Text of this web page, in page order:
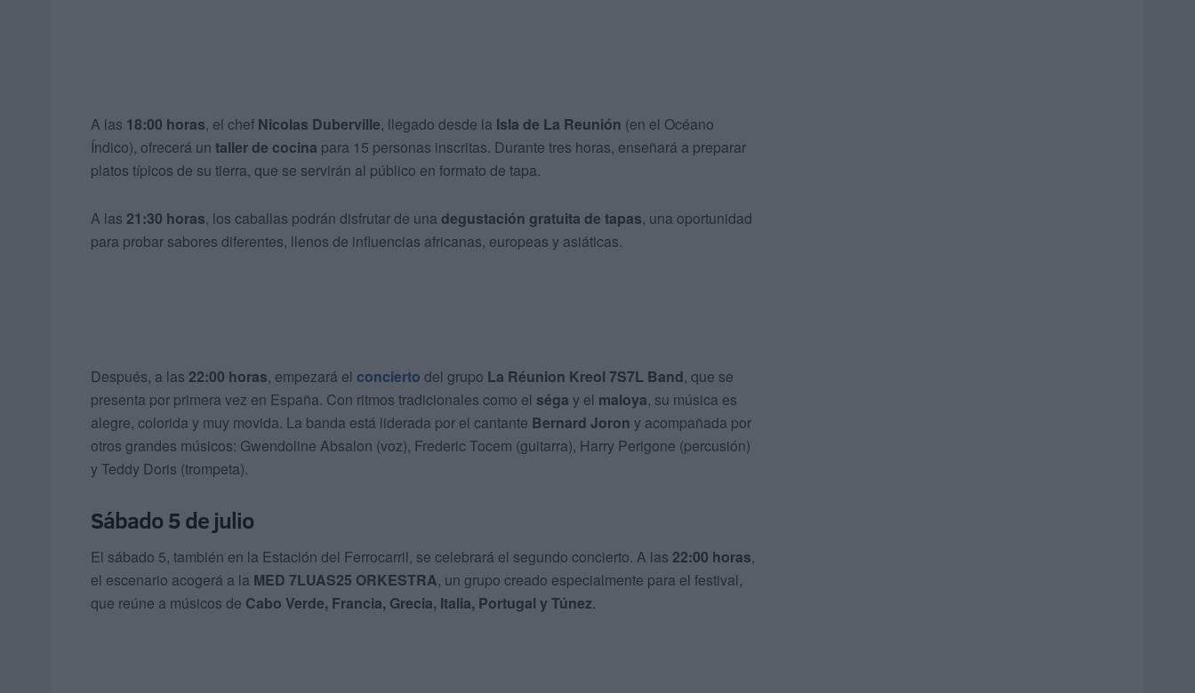
A las 18:00 horas, el chef Nicolas Duberville, llegado desde la Isla de La Reunión (en el Océano
Índico), ofrecerá un taller de cocina para 15 personas inscritas. Durante tres horas, enseñará a preparar
platos típicos de su tierra, que se servirán al público en formato de tapa.
A las 21:30 horas, los caballas podrán disfrutar de una degustación gratuita de tapas, una oportunidad
para probar sabores diferentes, llenos de influencias africanas, europeas y asiáticas.
Después, a las 22:00 horas, empezará el concierto del grupo La Réunion Kreol 7S7L Band, que se
presenta por primera vez en España. Con ritmos tradicionales como el séga y el maloya, su música es
alegre, colorida y muy movida. La banda está liderada por el cantante Bernard Joron y acompañada por
otros grandes músicos: Gwendoline Absalon (voz), Frederic Tocem (guitarra), Harry Perigone (percusión)
y Teddy Doris (trompeta).
Sábado 5 de julio
El sábado 5, también en la Estación del Ferrocarril, se celebrará el segundo concierto. A las 22:00 horas,
el escenario acogerá a la MED 7LUAS25 ORKESTRA, un grupo creado especialmente para el festival,
que reúne a músicos de Cabo Verde, Francia, Grecia, Italia, Portugal y Túnez.